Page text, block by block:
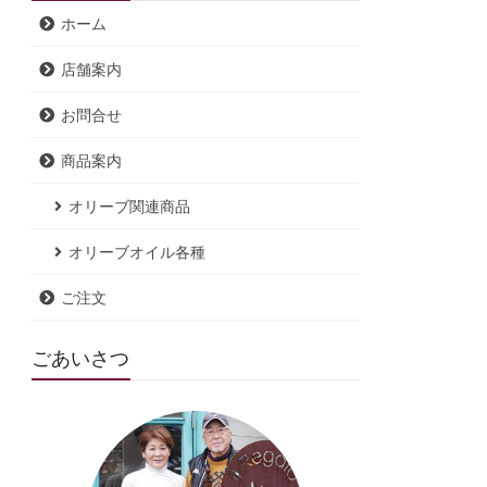
ホーム
店舗案内
お問合せ
商品案内
オリーブ関連商品
オリーブオイル各種
ご注文
ごあいさつ